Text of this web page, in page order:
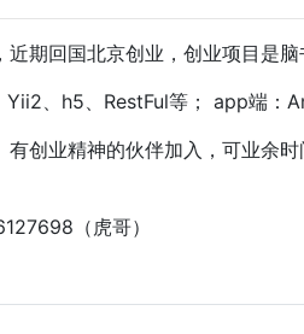
近期回国北京创业，创业项目是
Yii2、h5、RestFul等； app端
有创业精神的伙伴加入，可业余
（虎哥）